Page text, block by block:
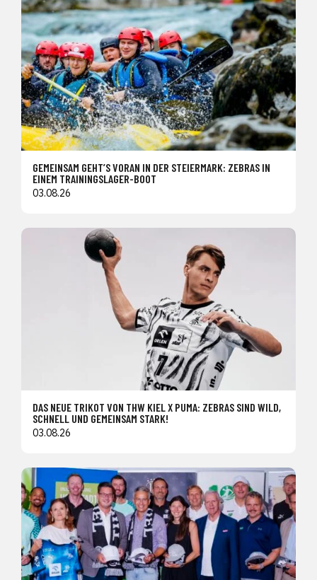
GEMEINSAM GEHT’S VORAN IN DER STEIERMARK: ZEBRAS IN
EINEM TRAININGSLAGER-BOOT
03.08.26
DAS NEUE TRIKOT VON THW KIEL X PUMA: ZEBRAS SIND WILD,
SCHNELL UND GEMEINSAM STARK!
03.08.26